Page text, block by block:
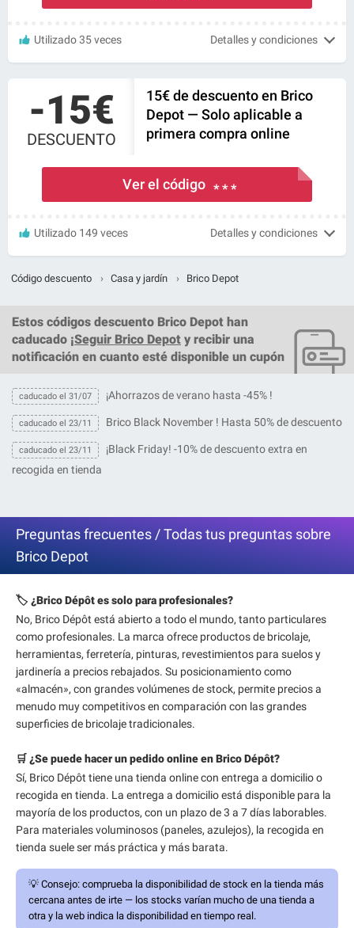
Utilizado 35 veces Detalles y condiciones
-15€
DESCUENTO
15€ de descuento en Brico
Depot — Solo aplicable a
primera compra online
Ver el código * * *
Utilizado 149 veces Detalles y condiciones
Código descuento › Casa y jardín › Brico Depot
Estos códigos descuento Brico Depot han
caducado ¡Seguir Brico Depot y recibir una
notificación en cuanto esté disponible un cupón
caducado el 31/07 ¡Ahorrazos de verano hasta -45% !
caducado el 23/11 Brico Black November ! Hasta 50% de descuento
caducado el 23/11
¡Black Friday! -10% de descuento extra en
recogida en tienda
Preguntas frecuentes / Todas tus preguntas sobre
Brico Depot
🏷️ ¿Brico Dépôt es solo para profesionales?
No, Brico Dépôt está abierto a todo el mundo, tanto particulares
como profesionales. La marca ofrece productos de bricolaje,
herramientas, ferretería, pinturas, revestimientos para suelos y
jardinería a precios rebajados. Su posicionamiento como
«almacén», con grandes volúmenes de stock, permite precios a
menudo muy competitivos en comparación con las grandes
superficies de bricolaje tradicionales.
🛒 ¿Se puede hacer un pedido online en Brico Dépôt?
Sí, Brico Dépôt tiene una tienda online con entrega a domicilio o
recogida en tienda. La entrega a domicilio está disponible para la
mayoría de los productos, con un plazo de 3 a 7 días laborables.
Para materiales voluminosos (paneles, azulejos), la recogida en
tienda suele ser más práctica y más barata.
💡 Consejo: comprueba la disponibilidad de stock en la tienda más
cercana antes de irte — los stocks varían mucho de una tienda a
otra y la web indica la disponibilidad en tiempo real.